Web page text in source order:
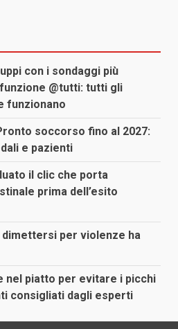
con i sondaggi più
@tutti: tutti gli
funzionano
soccorso fino al 2027:
e pazienti
il clic che porta
prima dell’esito
per violenze ha
nel piatto per evitare i picchi
consigliati dagli esperti